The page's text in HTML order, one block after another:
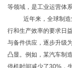
等领域，是工业运营体
近年来，全球制
行和生产效率的要求日
与备件供应，逐步升级
凸显。例如，某汽车制